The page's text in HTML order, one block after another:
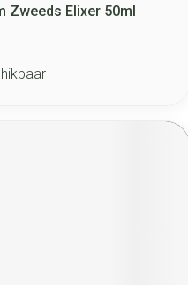
Zweeds Elixer 50ml